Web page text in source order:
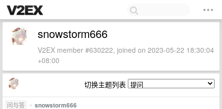
snowstorm666
V2EX member #630222, joined on 2023-05-22 18:30:04
+08:00
切换主题列表
问与答 • snowstorm666